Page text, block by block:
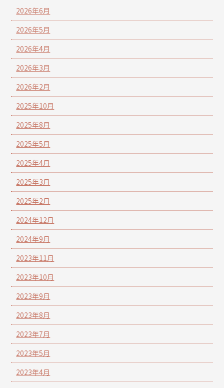
2026年6月
2026年5月
2026年4月
2026年3月
2026年2月
2025年10月
2025年8月
2025年5月
2025年4月
2025年3月
2025年2月
2024年12月
2024年9月
2023年11月
2023年10月
2023年9月
2023年8月
2023年7月
2023年5月
2023年4月